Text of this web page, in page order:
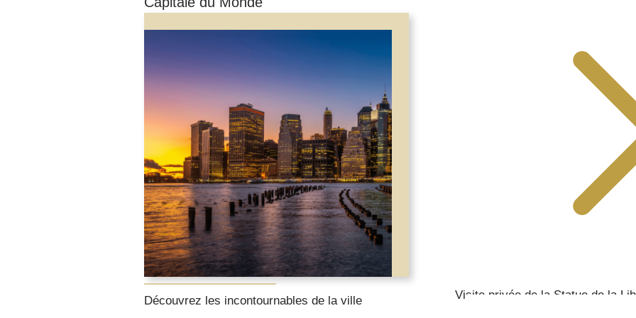
Découvrez les incontournables de la ville Visite privée de la Statue de la